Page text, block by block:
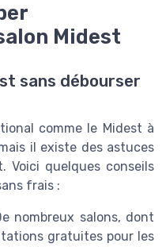
Midest
sans débourser
comme le Midest à
il existe des astuces
Voici quelques conseils
frais :
nombreux salons, dont
gratuites pour les